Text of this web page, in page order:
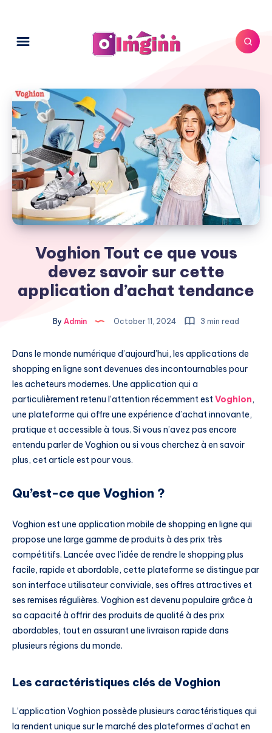
Voghion Tout ce que vous
devez savoir sur cette
application d’achat tendance
By Admin October 11, 2024 3 min read
Dans le monde numérique d’aujourd’hui, les applications de
shopping en ligne sont devenues des incontournables pour
les acheteurs modernes. Une application qui a
particulièrement retenu l’attention récemment estVoghion,
une plateforme qui offre une expérience d’achat innovante,
pratique et accessible à tous. Si vous n’avez pas encore
entendu parler de Voghion ou si vous cherchez à en savoir
plus, cet article est pour vous.
Qu’est-ce que Voghion ?
Voghion est une application mobile de shopping en ligne qui
propose une large gamme de produits à des prix très
compétitifs. Lancée avec l’idée de rendre le shopping plus
facile, rapide et abordable, cette plateforme se distingue par
son interface utilisateur conviviale, ses offres attractives et
ses remises régulières. Voghion est devenu populaire grâce à
sa capacité à offrir des produits de qualité à des prix
abordables, tout en assurant une livraison rapide dans
plusieurs régions du monde.
Les caractéristiques clés de Voghion
L’application Voghion possède plusieurs caractéristiques qui
la rendent unique sur le marché des plateformes d’achat en